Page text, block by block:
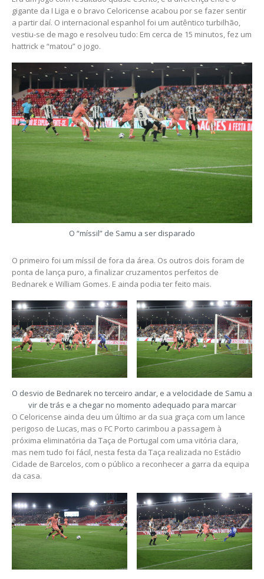
gigante da I Liga e o bravo Celoricense acabou por se fazer sentir
a partir daí. O internacional espanhol foi um autêntico turbilhão,
vestiu-se de mago e resolveu tudo: Em cerca de 15 minutos, fez um
hattrick e “matou” o jogo.
O “míssil” de Samu a ser disparado
O primeiro foi um míssil de fora da área. Os outros dois foram de
ponta de lança puro, a finalizar cruzamentos perfeitos de
Bednarek e William Gomes. E ainda podia ter feito mais.
O desvio de Bednarek no terceiro andar, e a velocidade de Samu a
vir de trás e a chegar no momento adequado para marcar
O Celoricense ainda deu um último ar da sua graça com um lance
perigoso de Lucas, mas o FC Porto carimbou a passagem à
próxima eliminatória da Taça de Portugal com uma vitória clara,
mas nem tudo foi fácil, nesta festa da Taça realizada no Estádio
Cidade de Barcelos, com o público a reconhecer a garra da equipa
da casa.